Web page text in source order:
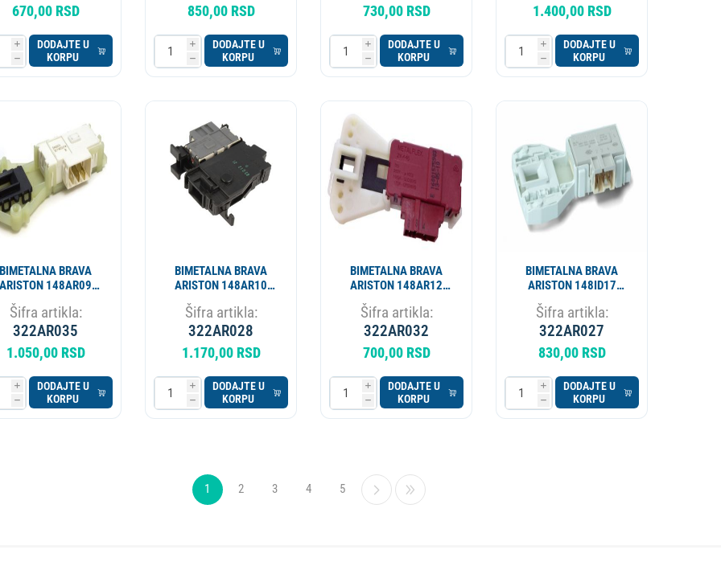
670,00 RSD
i
h
DODAJTE U
KORPU
850,00 RSD
i
h
DODAJTE U
KORPU
730,00 RSD
i
h
DODAJTE U
KORPU
1.400,00 RSD
i
h
DODAJTE U
KORPU
BIMETALNA BRAVA
ARISTON 148AR09
zamena 148AR05
INT009AR AR4427
Šifra artikla:
322AR035
1.050,00 RSD
i
h
DODAJTE U
KORPU
BIMETALNA BRAVA
ARISTON 148AR10
INT007AR 111494
Šifra artikla:
322AR028
1.170,00 RSD
i
h
DODAJTE U
KORPU
BIMETALNA BRAVA
ARISTON 148AR12
INT005AR AR4426
C00085194 METALFLEX
ALT. 322AR027
Šifra artikla:
322AR032
700,00 RSD
i
h
DODAJTE U
KORPU
BIMETALNA BRAVA
ARISTON 148ID17
AR4422 C00297327
ROLD ALT. 322AR032
Šifra artikla:
322AR027
830,00 RSD
i
h
DODAJTE U
KORPU
1 2 3 4 5